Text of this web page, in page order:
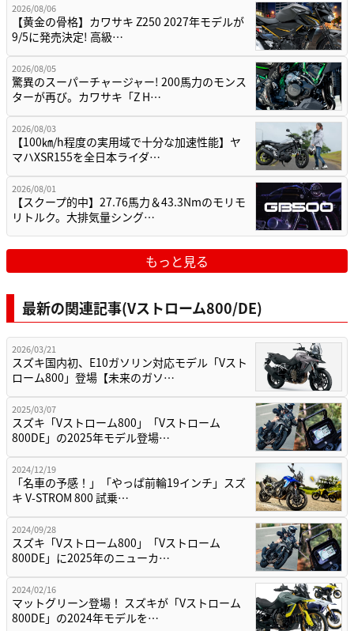
2026/08/06
【黄金の骨格】カワサキ Z250 2027年モデルが
9/5に発売決定! 高級…
2026/08/05
驚異のスーパーチャージャー! 200馬力のモンス
ターが再び。カワサキ「Z H…
2026/08/03
【100㎞/h程度の実用域で十分な加速性能】ヤ
マハXSR155を全日本ライダ…
2026/08/01
【スクープ的中】27.76馬力＆43.3Nmのモリモ
リトルク。大排気量シング…
もっと見る
最新の関連記事(Vストローム800/DE)
2026/03/21
スズキ国内初、E10ガソリン対応モデル「Vスト
ローム800」登場【未来のガソ…
2025/03/07
スズキ「Vストローム800」「Vストローム
800DE」の2025年モデル登場…
2024/12/19
「名車の予感！」「やっぱ前輪19インチ」スズ
キ V-STROM 800 試乗…
2024/09/28
スズキ「Vストローム800」「Vストローム
800DE」に2025年のニューカ…
2024/02/16
マットグリーン登場！ スズキが「Vストローム
800DE」の2024年モデルを…